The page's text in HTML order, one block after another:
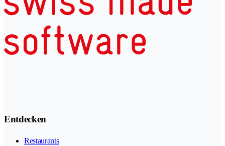
Entdecken
Restaurants